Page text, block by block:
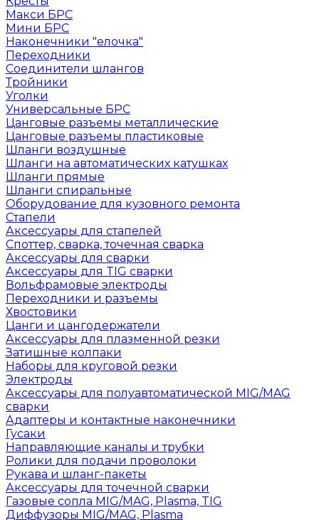
Макси БРС
Мини БРС
Наконечники "елочка"
Переходники
Соединители шлангов
Тройники
Уголки
Универсальные БРС
Цанговые разъемы металлические
Цанговые разъемы пластиковые
Шланги воздушные
Шланги на автоматических катушках
Шланги прямые
Шланги спиральные
Оборудование для кузовного ремонта
Стапели
Аксессуары для стапелей
Споттер, сварка, точечная сварка
Аксессуары для сварки
Аксессуары для TIG сварки
Вольфрамовые электроды
Переходники и разъемы
Хвостовики
Цанги и цангодержатели
Аксессуары для плазменной резки
Затишные колпаки
Наборы для круговой резки
Электроды
Аксессуары для полуавтоматической MIG/MAG
сварки
Адаптеры и контактные наконечники
Гусаки
Направляющие каналы и трубки
Ролики для подачи проволоки
Рукава и шланг-пакеты
Аксессуары для точечной сварки
Газовые сопла MIG/MAG, Plasma, TIG
Диффузоры MIG/MAG, Plasma